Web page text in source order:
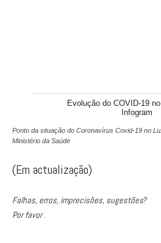
Evolução do COVID-19
Infogram
Ponto da situação do Coronavírus Covid-19 no
Ministério da Saúde
(Em actualização)
Falhas, erros, imprecisões, sugestões?
Por favor .